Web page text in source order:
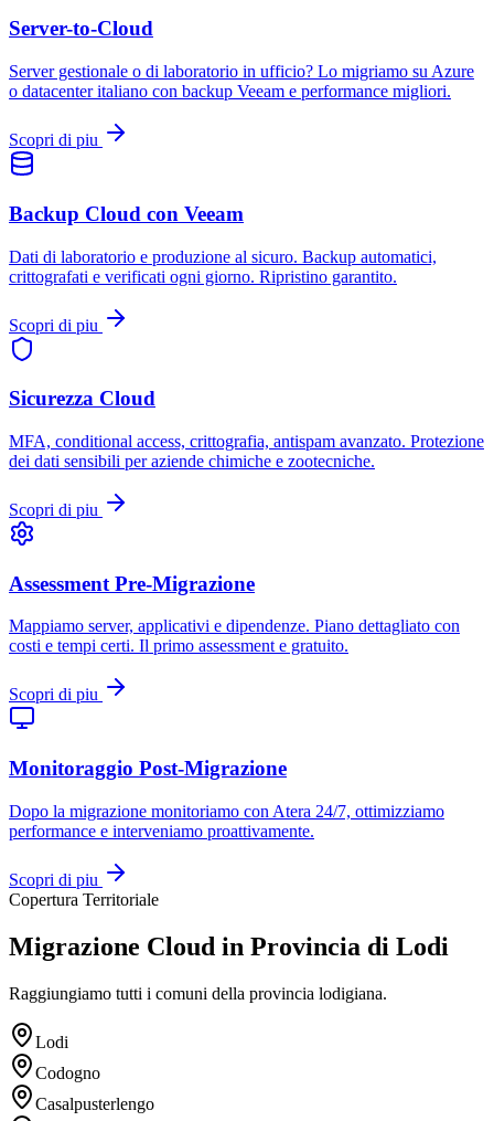
Server-to-Cloud
Server gestionale o di laboratorio in ufficio? Lo migriamo su Azure
o datacenter italiano con backup Veeam e performance migliori.
Scopri di piu
Backup Cloud con Veeam
Dati di laboratorio e produzione al sicuro. Backup automatici,
crittografati e verificati ogni giorno. Ripristino garantito.
Scopri di piu
Sicurezza Cloud
MFA, conditional access, crittografia, antispam avanzato. Protezione
dei dati sensibili per aziende chimiche e zootecniche.
Scopri di piu
Assessment Pre-Migrazione
Mappiamo server, applicativi e dipendenze. Piano dettagliato con
costi e tempi certi. Il primo assessment e gratuito.
Scopri di piu
Monitoraggio Post-Migrazione
Dopo la migrazione monitoriamo con Atera 24/7, ottimizziamo
performance e interveniamo proattivamente.
Scopri di piu
Copertura Territoriale
Migrazione Cloud in Provincia di Lodi
Raggiungiamo tutti i comuni della provincia lodigiana.
Lodi
Codogno
Casalpusterlengo